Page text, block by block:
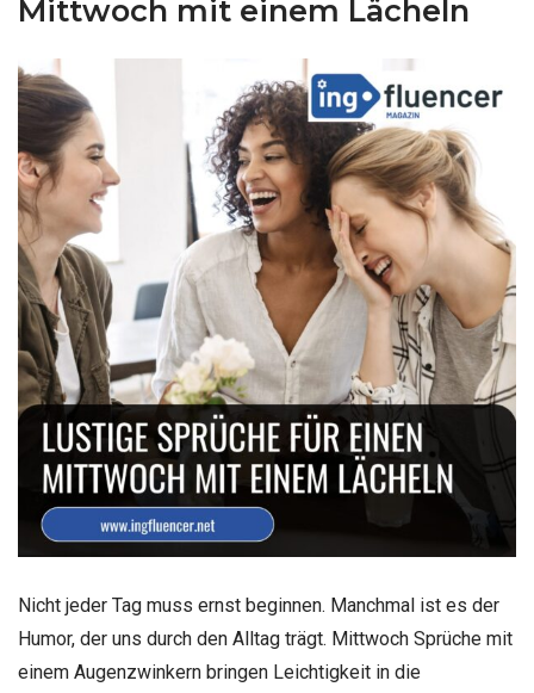
Mittwoch mit einem Lächeln
Nicht jeder Tag muss ernst beginnen. Manchmal ist es der
Humor, der uns durch den Alltag trägt. Mittwoch Sprüche mit
einem Augenzwinkern bringen Leichtigkeit in die